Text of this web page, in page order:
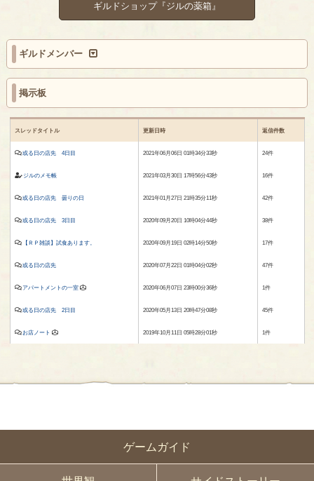
ゲームガイド
ギルドショップ『ジルの薬箱』
ギルドメンバー
掲示板
スレッドタイトル 更新日時 返信件数
或る日の店先 4日目 2021年06月06日 01時34分33秒 24件
ジルのメモ帳 2021年03月30日 17時56分43秒 16件
或る日の店先 曇りの日 2021年01月27日 21時35分11秒 42件
或る日の店先 3日目 2020年09月20日 10時04分44秒 38件
【ＲＰ雑談】試食あります。 2020年09月19日 02時14分50秒 17件
或る日の店先 2020年07月22日 01時04分02秒 47件
アパートメントの一室 2020年06月07日 23時00分36秒 1件
或る日の店先 2日目 2020年05月13日 20時47分08秒 45件
お店ノート 2019年10月11日 05時28分01秒 1件